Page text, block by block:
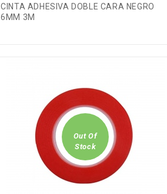
CINTA ADHESIVA DOBLE CARA NEGRO
6MM 3M
Out Of
Stock